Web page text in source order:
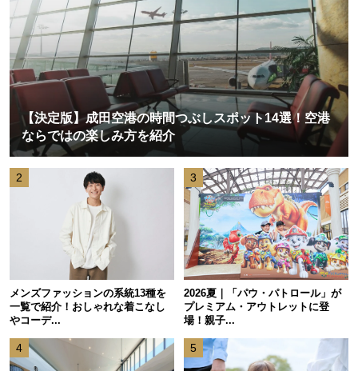
【決定版】成田空港の時間つぶしスポット14選！空港
ならではの楽しみ方を紹介
2
メンズファッションの系統13種を
一覧で紹介！おしゃれな着こなし
やコーデ...
3
2026夏｜「パウ・パトロール」が
プレミアム・アウトレットに登
場！親子...
4 5